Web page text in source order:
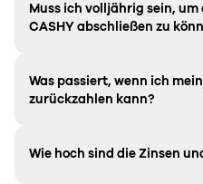
Muss ich volljährig sein,
CASHY abschließen zu
Was passiert, wenn ich
zurückzahlen kann?
Wie hoch sind die Zinsen